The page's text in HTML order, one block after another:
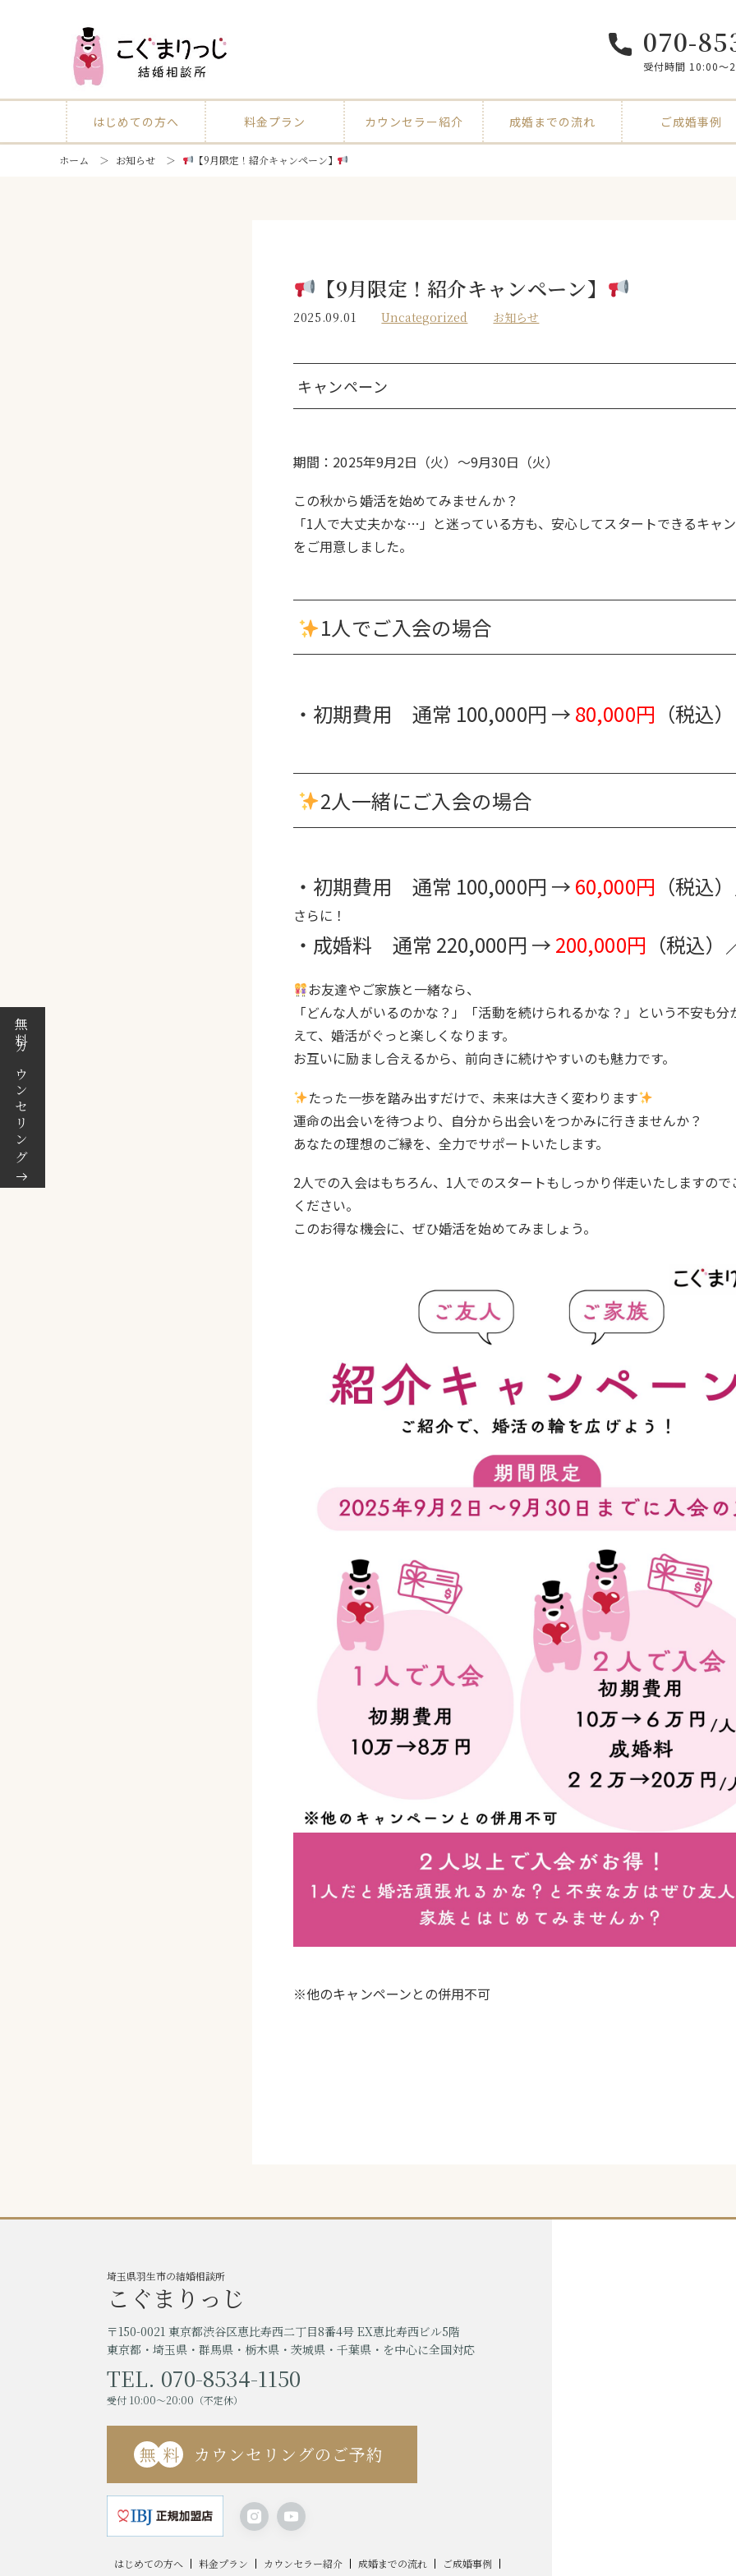
070-
受付時間 10:00〜
はじめての方へ 料金プラン カウンセラー紹介 成婚までの流れ ご成婚事例
無料カウンセリング
ホーム ＞ お知らせ ＞ 【9月限定！紹介キャンペーン】
【9月限定！紹介キャンペーン】
2025.09.01 Uncategorized お知らせ
キャンペーン
期間：2025年9月2日（火）～9月30日（火）
この秋から婚活を始めてみませんか？
「1人で大丈夫かな…」と迷っている方も、安心してスタートできるキャ
をご用意しました。
1人でご入会の場合
・初期費用 通常 100,000円 → 80,000円 （税込）
2人一緒にご入会の場合
・初期費用 通常 100,000円 → 60,000円 （税込
さらに！
・成婚料 通常 220,000円 → 200,000円 （税込）
お友達やご家族と一緒なら、
「どんな人がいるのかな？」「活動を続けられるかな？」という不安も分
えて、婚活がぐっと楽しくなります。
お互いに励まし合えるから、前向きに続けやすいのも魅力です。
たった一歩を踏み出すだけで、未来は大きく変わります
運命の出会いを待つより、自分から出会いをつかみに行きませんか？
あなたの理想のご縁を、全力でサポートいたします。
2人での入会はもちろん、1人でのスタートもしっかり伴走いたしますので
ください。
このお得な機会に、ぜひ婚活を始めてみましょう。
※他のキャンペーンとの併用不可
埼玉県羽生市の結婚相談所
こぐまりっじ
〒150-0021 東京都渋谷区恵比寿西二丁目8番4号 EX恵比寿西ビル5階
東京都・埼玉県・群馬県・栃木県・茨城県・千葉県・を中心に全国対応
TEL. 070-8534-1150
受付 10:00〜20:00（不定休）
カウンセリングのご予約
無 料
はじめての方へ 料金プラン カウンセラー紹介 成婚までの流れ ご成婚事例